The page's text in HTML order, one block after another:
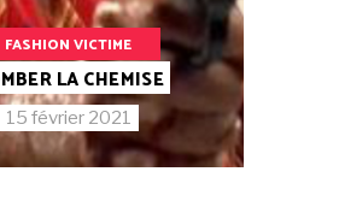
FASHION VICTIME
LA CHEMISE
15 février 2021